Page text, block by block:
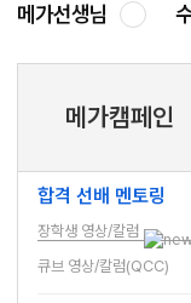
메가선생님
메가캠페인
합격 선배 멘토링
장학생 영상/칼럼
큐브 영상/칼럼(QCC)